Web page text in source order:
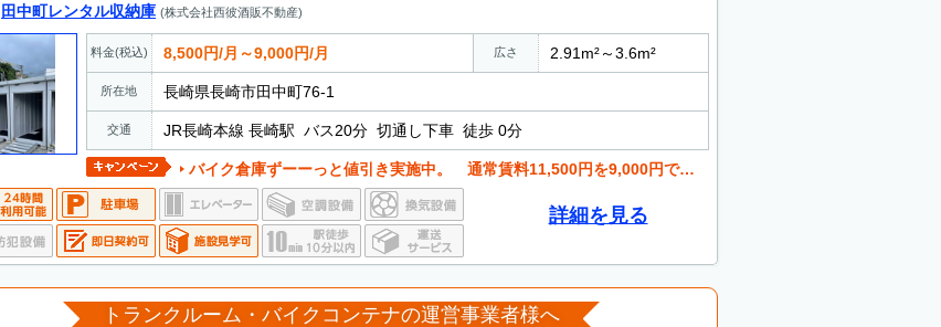
田中町レンタル収納庫 (株式会社西彼酒販不動産)
料金(税込) 8,500円/月～9,000円/月 広さ 2.91m²～3.6m²
所在地 長崎県長崎市田中町76-1
交通 JR長崎本線 長崎駅 バス20分 切通し下車 徒歩 0分
バイク倉庫ずーーっと値引き実施中。 通常賃料11,500円を9,000円で案内中です。
詳細を見る
トランクルーム・バイクコンテナの運営事業者様へ